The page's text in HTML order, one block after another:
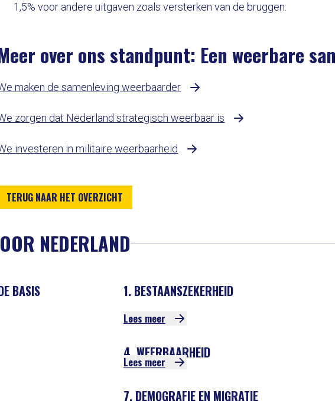
1,5% voor andere uitgaven zoals versterken van de bruggen.
over ons standpunt: Een weerbare
maken de samenleving weerbaarder
zorgen dat Nederland strategisch weerbaar is
investeren in militaire weerbaarheid
TERUG NAAR HET OVERZICHT
NEDERLAND
BASIS
1. BESTAANSZEKERHEID
Lees meer
4. WEERBAARHEID
Lees meer
7. DEMOGRAFIE EN MIGRATIE